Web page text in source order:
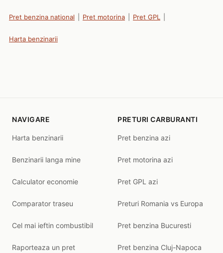
Pret benzina national Pret motorina Pret GPL
Harta benzinarii
NAVIGARE
Harta benzinarii
Benzinarii langa mine
Calculator economie
Comparator traseu
Cel mai ieftin combustibil
Raporteaza un pret
PRETURI CARBURANTI
Pret benzina azi
Pret motorina azi
Pret GPL azi
Preturi Romania vs Europa
Pret benzina Bucuresti
Pret benzina Cluj-Napoca